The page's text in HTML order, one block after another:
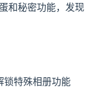
和秘密功能，发现
锁特殊相册功能